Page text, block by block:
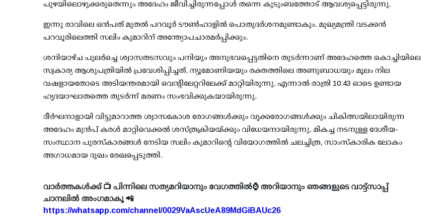
പുഴയിലൊഴുക്കരുതെന്നും അദേഹം ജീവിച്ചിരുന്നപ്പോള്‍ തന്നെ കുടുംബത്തോട് ആവശ്യപ്പെട്ടിരുന്നു.
ഇന്നു രാവിലെ ഒന്‍പത് മുതല്‍ പറവൂര്‍ ടൗണ്‍ഹാളില്‍ പൊതുദര്‍ശനമുണ്ടാകും. മുഖ്യമന്ത്രി വടക്കന്‍
പറവൂരിലെത്തി സലിം കുമാറിന് അന്ത്യോപചാരമര്‍പ്പിക്കും.
ശനിയാഴ്ച പുലര്‍ച്ചെ ശ്വാസതടസവും പനിയും അനുഭവപ്പെട്ടതിനെ തുടര്‍ന്നാണ് അദേഹത്തെ കൊച്ചിയിലെ
സ്വകാര്യ ആശുപത്രിയില്‍ പ്രവേശിപ്പിച്ചത്. ന്യൂമോണിയയും രക്തത്തിലെ അണുബാധയും മൂലം നില
വഷളായതോടെ അടിയന്തരമായി വെന്റിലേറ്ററിലേക്ക് മാറ്റിയിരുന്നു. എന്നാല്‍ രാത്രി 10:43 ഓടെ ഉണ്ടായ
ഹൃദയാഘാതത്തെ തുടര്‍ന്ന് മരണം സംഭവിക്കുകയായിരുന്നു.
ദീര്‍ഘനാളായി വിട്ടുമാറാത്ത ശ്വാസകോശ രോഗങ്ങള്‍ക്കും വൃക്കരോഗങ്ങള്‍ക്കും ചികിത്സയിലായിരുന്ന
അദേഹം മുന്‍പ് കരള്‍ മാറ്റിവെക്കല്‍ ശസ്ത്രക്രിയയ്ക്കും വിധേയനായിരുന്നു. മികച്ച നടനുള്ള ദേശീയ-
സംസ്ഥാന പുരസ്‌കാരങ്ങള്‍ നേടിയ സലിം കുമാറിന്റെ വിയോഗത്തില്‍ ചലച്ചിത്ര, സാംസ്‌കാരിക ലോകം
അഗാധമായ ദുഖം രേഖപ്പെടുത്തി.
വാർത്തകൾക്ക് 📺 പിന്നിലെ സത്യമറിയാനും വേഗത്തിൽ⌚ അറിയാനും ഞങ്ങളുടെ വാട്ട്സാപ്പ്
ചാനലിൽ അംഗമാകൂ 📲
https://whatsapp.com/channel/0029VaAscUeA89MdGiBAUc26